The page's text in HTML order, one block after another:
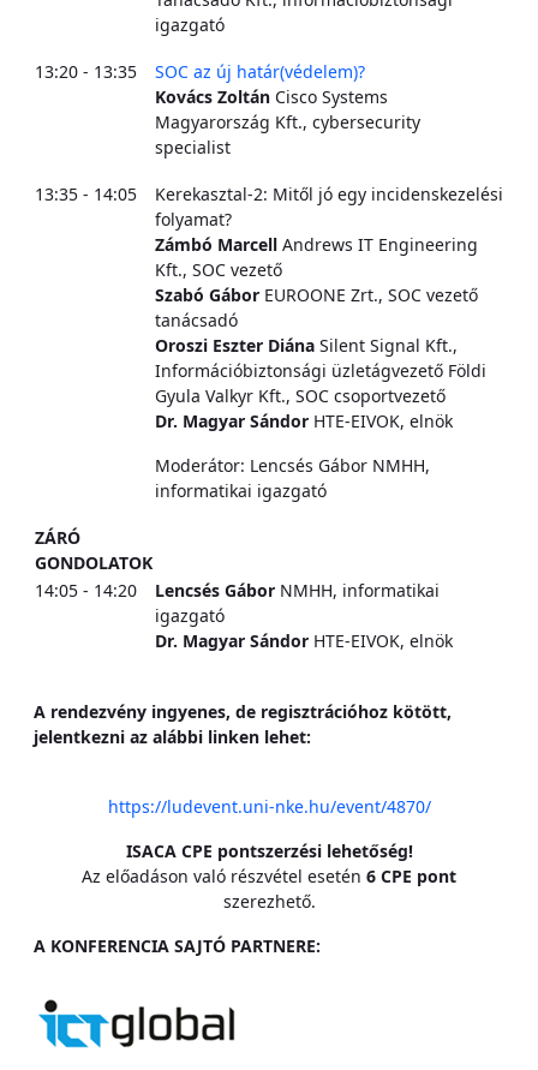
igazgató
13:20 - 13:35
SOC az új határ(védelem)?
Kovács Zoltán Cisco Systems
Magyarország Kft., cybersecurity
specialist
13:35 - 14:05
Kerekasztal-2: Mitől jó egy incidenskezelési
folyamat?
Zámbó Marcell Andrews IT Engineering
Kft., SOC vezető
Szabó Gábor EUROONE Zrt., SOC vezető
tanácsadó
Oroszi Eszter Diána Silent Signal Kft.,
Információbiztonsági üzletágvezető Földi
Gyula Valkyr Kft., SOC csoportvezető
Dr. Magyar Sándor HTE-EIVOK, elnök
Moderátor: Lencsés Gábor NMHH,
informatikai igazgató
ZÁRÓ
GONDOLATOK
14:05 - 14:20
Lencsés Gábor NMHH, informatikai
igazgató
Dr. Magyar Sándor HTE-EIVOK, elnök
A rendezvény ingyenes, de regisztrációhoz kötött,
jelentkezni az alábbi linken lehet:
https://ludevent.uni-nke.hu/event/4870/
ISACA CPE pontszerzési lehetőség!
Az előadáson való részvétel esetén 6 CPE pont
szerezhető.
A KONFERENCIA SAJTÓ PARTNERE: